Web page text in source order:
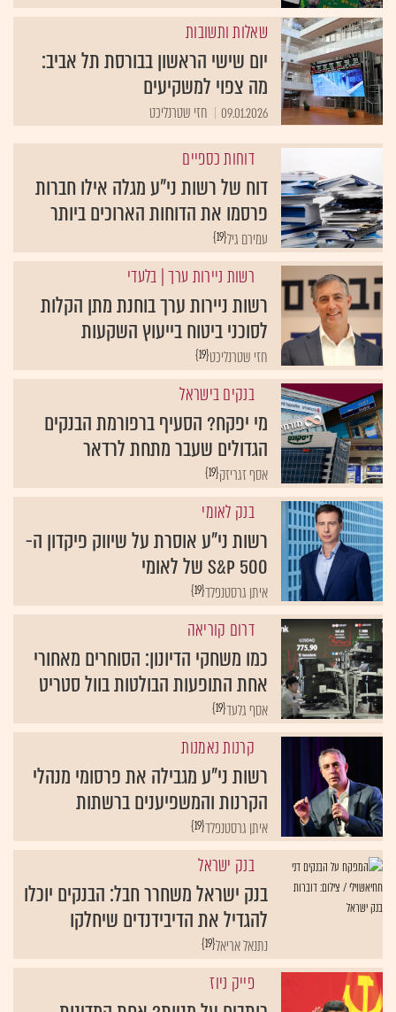
שאלות ותשובות
יום שישי הראשון בבורסת תל אביב:
מה צפוי למשקיעים
09.01.2026 חזי שטרנליכט
דוחות כספיים
דוח של רשות ני"ע מגלה אילו חברות
פרסמו את הדוחות הארוכים ביותר
{19}עמירם גיל
רשות ניירות ערך| בלעדי
רשות ניירות ערך בוחנת מתן הקלות
לסוכני ביטוח בייעוץ השקעות
{19}חזי שטרנליכט
בנקים בישראל
מי יפקח? הסעיף ברפורמת הבנקים
הגדולים שעבר מתחת לרדאר
{19}אסף זגריזק
בנק לאומי
רשות ני"ע אוסרת על שיווק פיקדון ה-
S&P 500 של לאומי
{19}איתן גרסטנפלד
דרום קוריאה
כמו משחקי הדיונון: הסוחרים מאחורי
אחת התופעות הבולטות בוול סטריט
{19}אסף גלעד
קרנות נאמנות
רשות ני"ע מגבילה את פרסומי מנהלי
הקרנות והמשפיענים ברשתות
{19}איתן גרסטנפלד
בנק ישראל
בנק ישראל משחרר חבל: הבנקים יוכלו
להגדיל את הדיבידנדים שיחלקו
{19}נתנאל אריאל
פייק ניוז